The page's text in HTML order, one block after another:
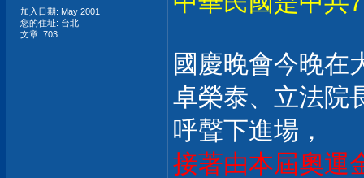
加入日期: May 2001
您的住址: 台北
文章: 703
國慶晚會今晚在
卓榮泰、立法院
呼聲下進場，
接著由本屆奧運